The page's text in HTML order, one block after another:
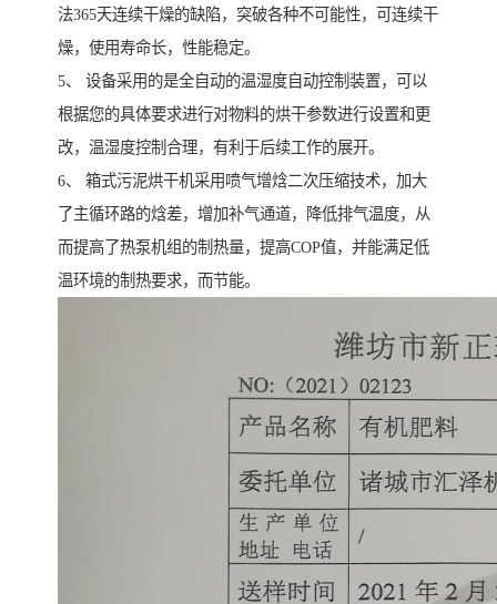
法365天连续干燥的缺陷，突破各种不可能性，可连续干
燥，使用寿命长，性能稳定。
5、 设备采用的是全自动的温湿度自动控制装置，可以
根据您的具体要求进行对物料的烘干参数进行设置和更
改，温湿度控制合理，有利于后续工作的展开。
6、 箱式污泥烘干机采用喷气增焓二次压缩技术，加大
了主循环路的焓差，增加补气通道，降低排气温度，从
而提高了热泵机组的制热量，提高COP值，并能满足低
温环境的制热要求，而节能。